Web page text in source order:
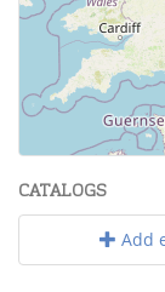
Leaflet
CATALOGS
Add